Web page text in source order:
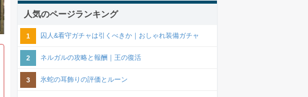
人気のページランキング
囚人&看守ガチャは引くべきか｜おしゃれ装備ガチャ
ネルガルの攻略と報酬｜王の復活
氷蛇の耳飾りの評価とルーン